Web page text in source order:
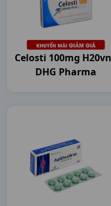
Celosti 100mg
DHG Pharma